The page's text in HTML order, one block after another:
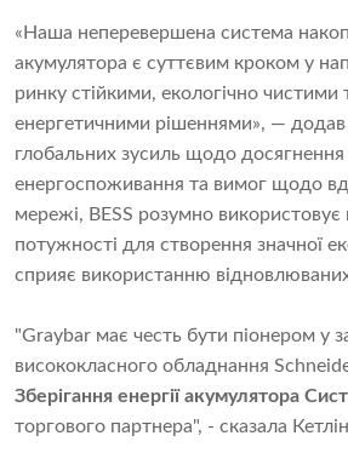
«Наша неперевершена система
акумулятора є суттєвим кроком у
ринку стійкими, екологічно чистими
енергетичними рішеннями», — додав
глобальних зусиль щодо досягнення
енергоспоживання та вимог щодо
мережі, BESS розумно використовує
потужності для створення значної
сприяє використанню
"Graybar має честь бути піонером у
висококласного обладнання
Зберігання енергії акумулятора
торгового партнера", - сказала